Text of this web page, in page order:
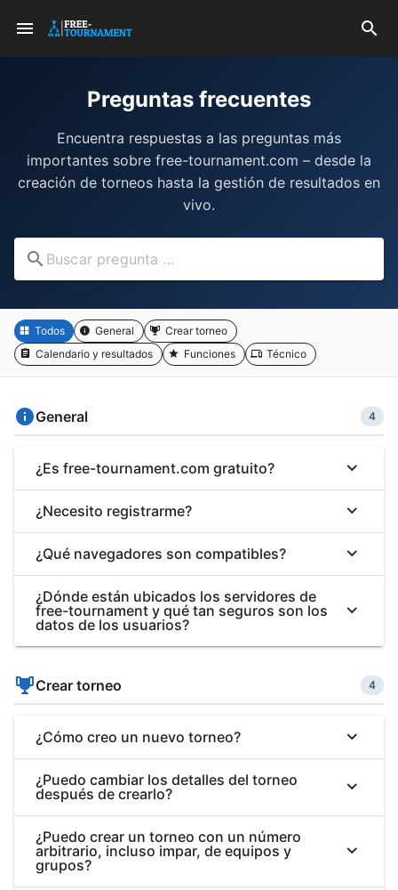
Preguntas frecuentes
Encuentra respuestas a las preguntas más
importantes sobre free-tournament.com – desde la
creación de torneos hasta la gestión de resultados en
vivo.
Todos General
Crear torneo
Calendario y resultados
Funciones Técnico
General 4
¿Es free-tournament.com gratuito?
¿Necesito registrarme?
¿Qué navegadores son compatibles?
¿Dónde están ubicados los servidores de
free-tournament y qué tan seguros son los
datos de los usuarios?
Crear torneo 4
¿Cómo creo un nuevo torneo?
¿Puedo cambiar los detalles del torneo
después de crearlo?
¿Puedo crear un torneo con un número
arbitrario, incluso impar, de equipos y
grupos?